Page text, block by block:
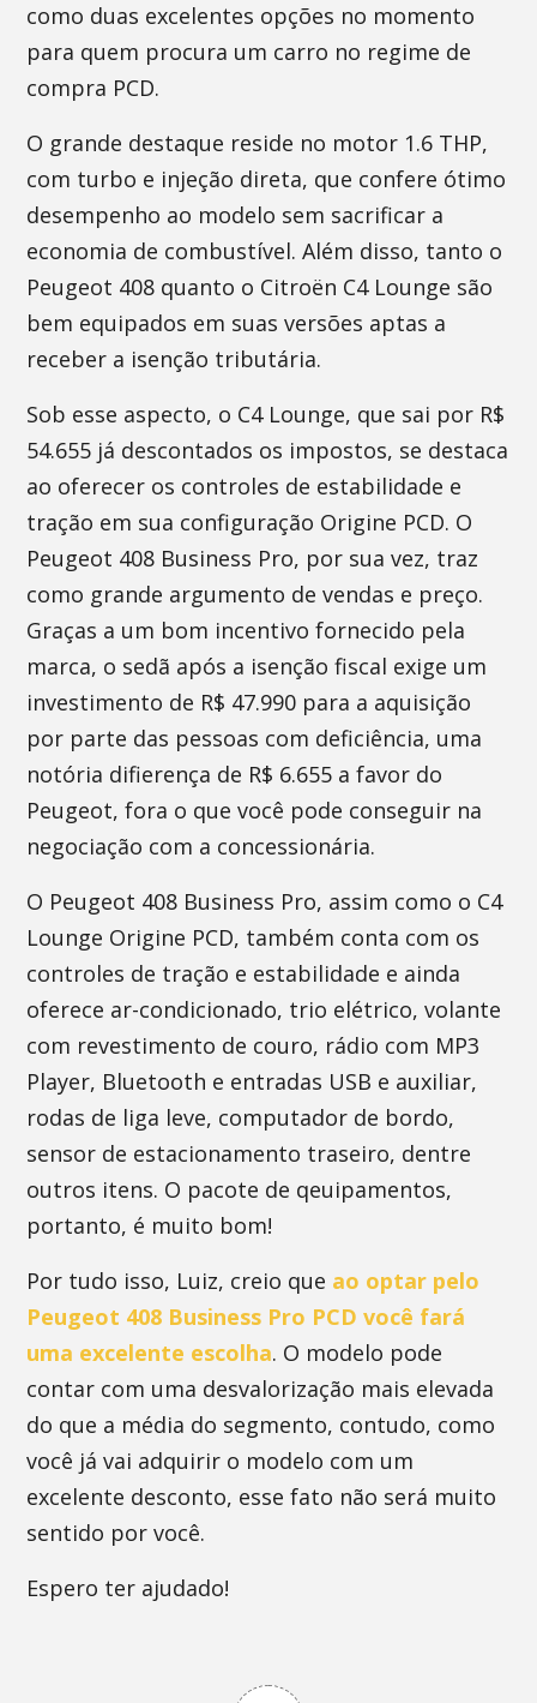
como duas excelentes opções no momento
para quem procura um carro no regime de
compra PCD.
O grande destaque reside no motor 1.6 THP,
com turbo e injeção direta, que confere ótimo
desempenho ao modelo sem sacrificar a
economia de combustível. Além disso, tanto o
Peugeot 408 quanto o Citroën C4 Lounge são
bem equipados em suas versões aptas a
receber a isenção tributária.
Sob esse aspecto, o C4 Lounge, que sai por R$
54.655 já descontados os impostos, se destaca
ao oferecer os controles de estabilidade e
tração em sua configuração Origine PCD. O
Peugeot 408 Business Pro, por sua vez, traz
como grande argumento de vendas e preço.
Graças a um bom incentivo fornecido pela
marca, o sedã após a isenção fiscal exige um
investimento de R$ 47.990 para a aquisição
por parte das pessoas com deficiência, uma
notória difierença de R$ 6.655 a favor do
Peugeot, fora o que você pode conseguir na
negociação com a concessionária.
O Peugeot 408 Business Pro, assim como o C4
Lounge Origine PCD, também conta com os
controles de tração e estabilidade e ainda
oferece ar-condicionado, trio elétrico, volante
com revestimento de couro, rádio com MP3
Player, Bluetooth e entradas USB e auxiliar,
rodas de liga leve, computador de bordo,
sensor de estacionamento traseiro, dentre
outros itens. O pacote de qeuipamentos,
portanto, é muito bom!
Por tudo isso, Luiz, creio que ao optar pelo
Peugeot 408 Business Pro PCD você fará
uma excelente escolha. O modelo pode
contar com uma desvalorização mais elevada
do que a média do segmento, contudo, como
você já vai adquirir o modelo com um
excelente desconto, esse fato não será muito
sentido por você.
Espero ter ajudado!